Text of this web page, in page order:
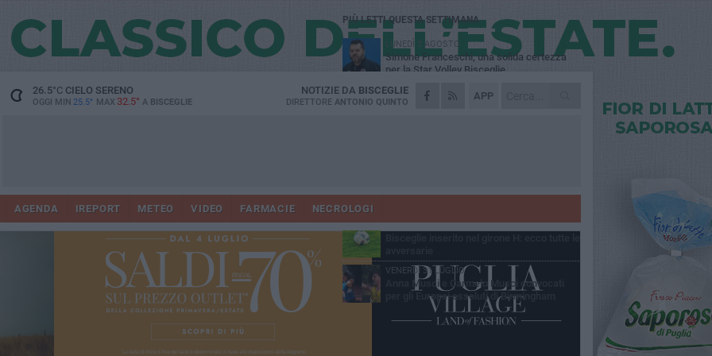
26.5°CCIELO SERENO
OGGI MIN 25.5° MAX 32.5° A BISCEGLIE
APP
NOTIZIE DA BISCEGLIE
DIRETTORE ANTONIO QUINTO
AGENDA IREPORT METEO VIDEO FARMACIE NECROLOGI
PIÙ LETTI QUESTA SETTIMANA
LUNEDÌ 3 AGOSTO
Simone Franceschi, una solida certezza
per la Star Volley Bisceglie
MERCOLEDÌ 5 AGOSTO
Il Bisceglie si rafforza con Mikel Opoola e
Unione, in difesa arriva Francesco Lorusso
GIOVEDÌ 6 AGOSTO
VENERDÌ 31 LUGLIO
Anna Musci e Carmelo Musci convocati
per gli Europei assoluti di Birmingham